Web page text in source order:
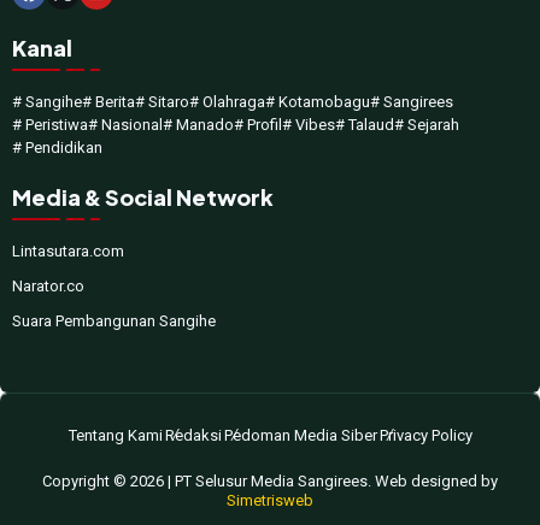
Kanal
# Sangihe# Berita# Sitaro# Olahraga# Kotamobagu# Sangirees
# Peristiwa# Nasional # Manado# Profil # Vibes# Talaud# Sejarah
# Pendidikan
Media & Social Network
Lintasutara.com
Narator.co
Suara Pembangunan Sangihe
Tentang KamiRedaksiPedoman Media SiberPrivacy Policy
Copyright © 2026 | PT Selusur Media Sangirees. Web designed by
Simetrisweb